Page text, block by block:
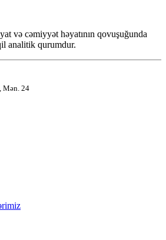
və cəmiyyət həyatının qovuşuğunda
analitik qurumdur.
Mən. 24